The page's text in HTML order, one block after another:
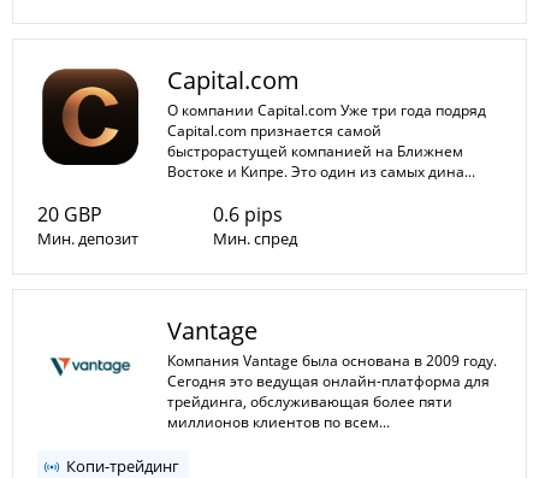
Мин. плечо Макс. плечо
Capital.com
О компании Capital.com Уже три года подряд
Capital.com признается самой
быстрорастущей компанией на Ближнем
Востоке и Кипре. Это один из самых дина...
20 GBP
Мин. депозит
0.6 pips
Мин. спред
Макс. плечо
Vantage
Компания Vantage была основана в 2009 году.
Сегодня это ведущая онлайн-платформа для
трейдинга, обслуживающая более пяти
миллионов клиентов по всем...
Копи-трейдинг